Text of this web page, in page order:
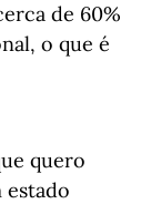
de 60%
o que é
quero
estado